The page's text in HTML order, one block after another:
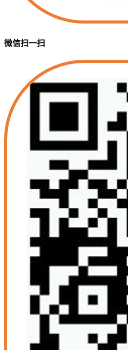
微信扫一扫